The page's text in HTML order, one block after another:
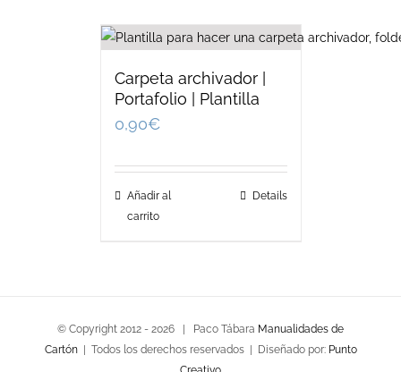
Carpeta archivador |
Portafolio | Plantilla
0,90€
Añadir al
carrito
Details
© Copyright 2012 - 2026 | Paco Tábara Manualidades de
Cartón| Todos los derechos reservados | Diseñado por: Punto